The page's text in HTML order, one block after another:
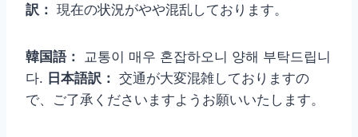
訳： 現在の状況がやや混乱しております。
韓国語：
교통이 매우 혼잡하오니 양해 부탁드립니
다. 日本語訳： 交通が大変混雑しておりますの
で、ご了承くださいますようお願いいたします。